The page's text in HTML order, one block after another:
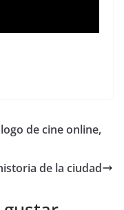
de cine online,
de la ciudad